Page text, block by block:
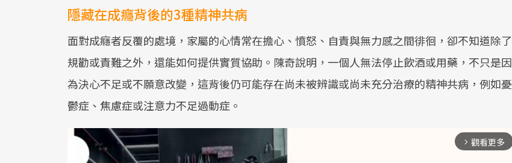
隱藏在成癮背後的3種精神共病
面對成癮者反覆的處境，家屬的心情常在擔心、憤怒、自責與無力感之間徘徊，卻不知道除了
規勸或責難之外，還能如何提供實質協助。陳奇說明，一個人無法停止飲酒或用藥，不只是因
為決心不足或不願意改變，這背後仍可能存在尚未被辨識或尚未充分治療的精神共病，例如憂
鬱症、焦慮症或注意力不足過動症。
arrow_forward_ios 觀看更多